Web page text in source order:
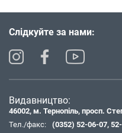
Слідкуйте за нами:
Видавництво:
46002, м. Тернопіль, просп.
Тел./факс:
(0352) 52-06-07,